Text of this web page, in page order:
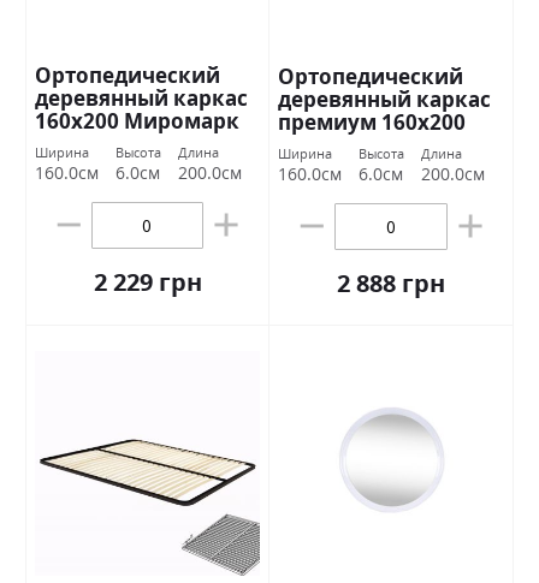
Ортопедический
деревянный каркас
160х200 Миромарк
Ширина
160.0см
Высота
6.0см
Длина
200.0см
2 229 грн
Ортопедический
деревянный каркас
премиум 160х200
Миромарк
Ширина
160.0см
Высота
6.0см
Длина
200.0см
2 888 грн